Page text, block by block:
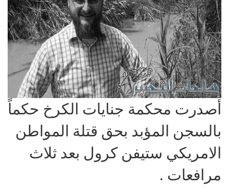
أصدرت محكمة جنايات الكرخ حكماً
بالسجن المؤبد بحق قتلة المواطن
الامريكي ستيفن كرول بعد ثلاث
مرافعات .